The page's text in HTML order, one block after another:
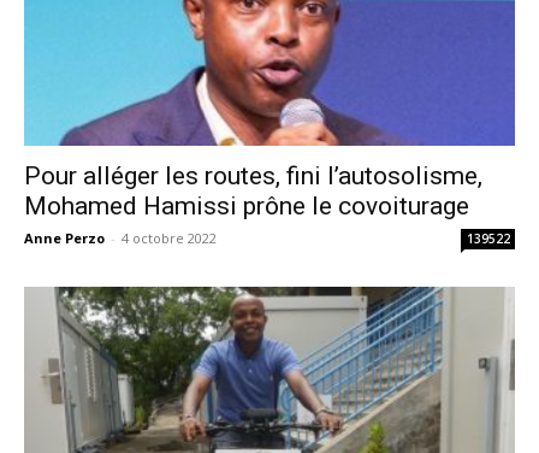
Pour alléger les routes, fini l’autosolisme,
Mohamed Hamissi prône le covoiturage
Anne Perzo - 4 octobre 2022 139522